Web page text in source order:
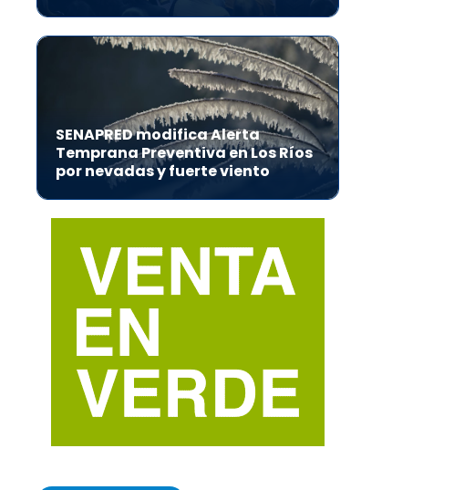
SENAPRED modifica Alerta
Temprana Preventiva en Los Ríos
por nevadas y fuerte viento